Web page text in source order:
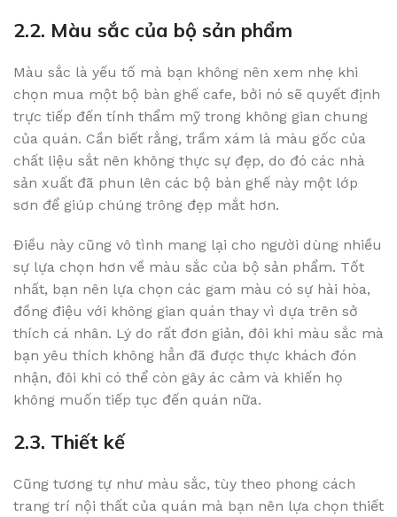
2.2. Màu sắc của bộ sản phẩm
Màu sắc là yếu tố mà bạn không nên xem nhẹ khi
chọn mua một bộ bàn ghế cafe, bởi nó sẽ quyết định
trực tiếp đến tính thẩm mỹ trong không gian chung
của quán. Cần biết rằng, trầm xám là màu gốc của
chất liệu sắt nên không thực sự đẹp, do đó các nhà
sản xuất đã phun lên các bộ bàn ghế này một lớp
sơn để giúp chúng trông đẹp mắt hơn.
Điều này cũng vô tình mang lại cho người dùng nhiều
sự lựa chọn hơn về màu sắc của bộ sản phẩm. Tốt
nhất, bạn nên lựa chọn các gam màu có sự hài hòa,
đồng điệu với không gian quán thay vì dựa trên sở
thích cá nhân. Lý do rất đơn giản, đôi khi màu sắc mà
bạn yêu thích không hẳn đã được thực khách đón
nhận, đôi khi có thể còn gây ác cảm và khiến họ
không muốn tiếp tục đến quán nữa.
2.3. Thiết kế
Cũng tương tự như màu sắc, tùy theo phong cách
trang trí nội thất của quán mà bạn nên lựa chọn thiết